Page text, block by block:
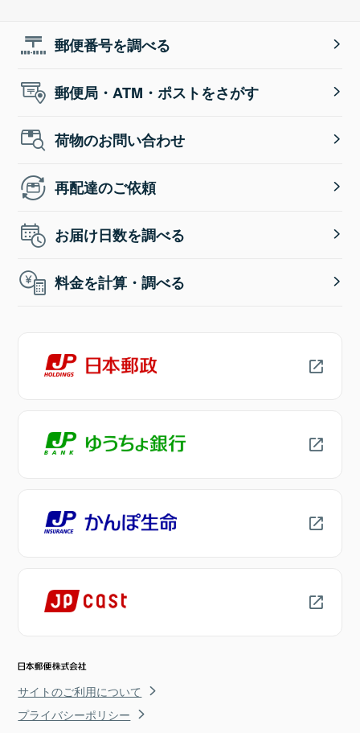
郵便番号を調べる
郵便局・ATM・ポストをさがす
荷物のお問い合わせ
再配達のご依頼
お届け日数を調べる
料金を計算・調べる
サイトのご利用について
プライバシーポリシー